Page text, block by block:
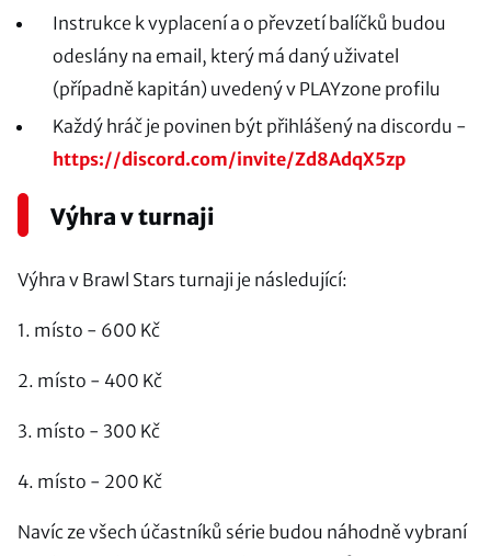
Instrukce k vyplacení a o převzetí balíčků budou
odeslány na email, který má daný uživatel
(případně kapitán) uvedený v PLAYzone profilu
Každý hráč je povinen být přihlášený na discordu -
https://discord.com/invite/Zd8AdqX5zp
Výhra v turnaji
Výhra v Brawl Stars turnaji je následující:
1. místo - 600 Kč
2. místo - 400 Kč
3. místo - 300 Kč
4. místo - 200 Kč
Navíc ze všech účastníků série budou náhodně vybraní